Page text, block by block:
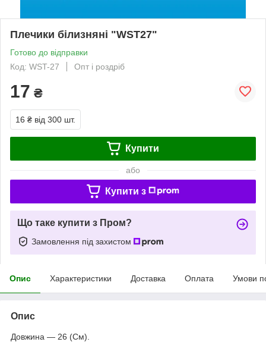
Плечики білизняні "WST27"
Готово до відправки
Код: WST-27
Опт і роздріб
17 ₴
16 ₴ від 300 шт.
Купити
або
Купити з
Що таке купити з Пром?
Замовлення під захистом
Опис Характеристики Доставка Оплата Умови
Опис
Довжина — 26 (См).